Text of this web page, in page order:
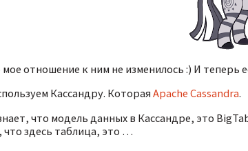
мое отношение к ним не изменилось :) И теперь
Кассандру. КотораяApache Cassandra.
что модель данных в Кассандре, это
здесь таблица, это …